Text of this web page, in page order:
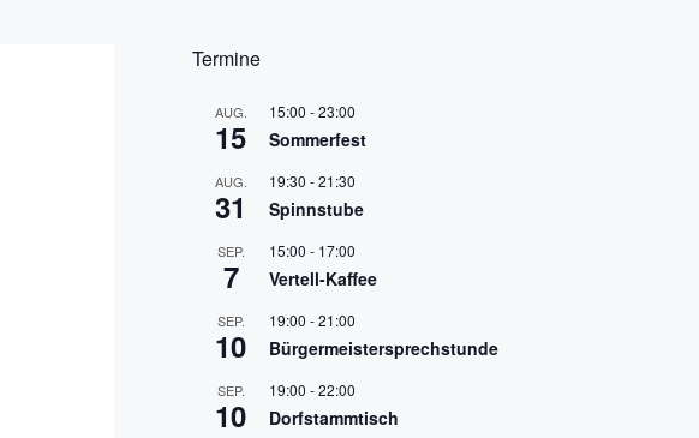
Termine
AUG.
15
15:00 -23:00
Sommerfest
AUG.
31
19:30 -21:30
Spinnstube
SEP.
7
15:00 - 17:00
Vertell-Kaffee
SEP.
10
19:00 -21:00
Bürgermeistersprechstunde
SEP.
10
19:00 -22:00
Dorfstammtisch